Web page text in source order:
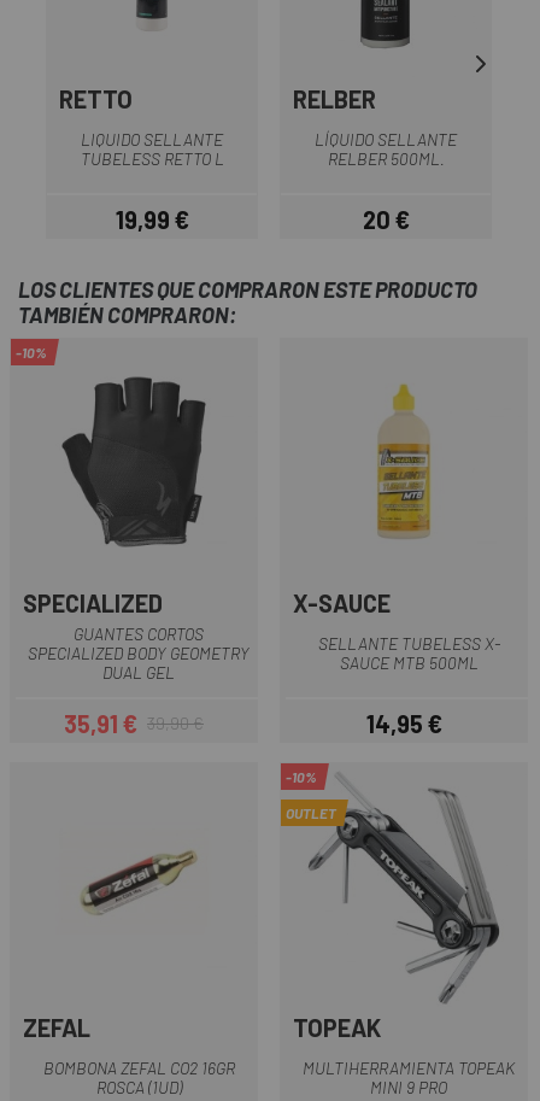
RETTO
LIQUIDO SELLANTE
TUBELESS RETTO L
Precio
19,99 €
RELBER
LÍQUIDO SELLANTE
RELBER 500ML.
Precio
20 €
LOS CLIENTES QUE COMPRARON ESTE PRODUCTO
TAMBIÉN COMPRARON:
-10%
SPECIALIZED
GUANTES CORTOS
SPECIALIZED BODY GEOMETRY
DUAL GEL
Precio
35,91 €Precio regular
39,90 €
X-SAUCE
SELLANTE TUBELESS X-
SAUCE MTB 500ML
Precio
14,95 €
ZEFAL
BOMBONA ZEFAL CO2 16GR
ROSCA (1UD)
-10%
OUTLET
TOPEAK
MULTIHERRAMIENTA TOPEAK
MINI 9 PRO